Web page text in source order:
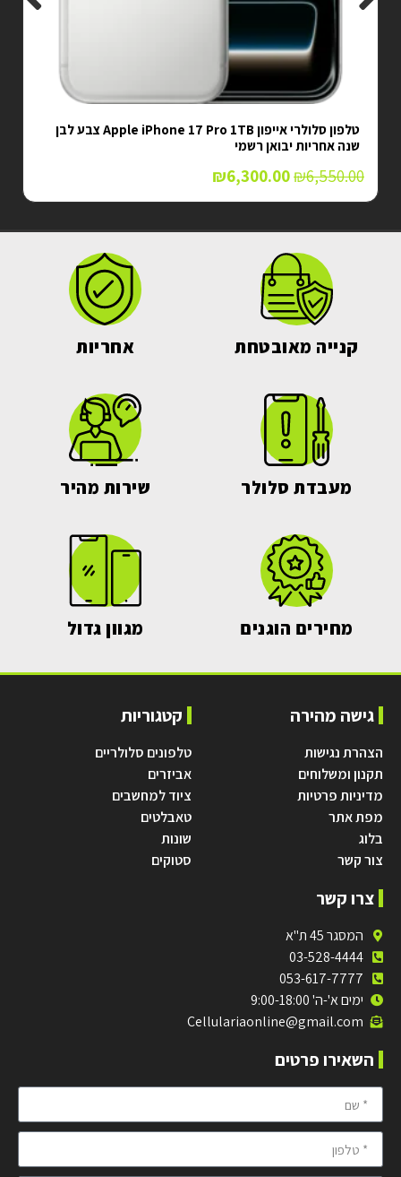
טלפון סלולרי אייפון Apple iPhone 17 Pro 1TB צבע לבן טלפון סלולרי Xiaomi Poco X7 שיאומי שנתיים אחריות יצרן
קנייה מאובטחת אחריות
מעבדת סלולר שירות מהיר
מחירים הוגנים מגוון גדול
גישה מהירה
הצהרת נגישות
תקנון ומשלוחים
מדיניות פרטיות
מפת אתר
בלוג
צור קשר
קטגוריות
טלפונים סלולריים
אביזרים
ציוד למחשבים
טאבלטים
שונות
סטוקים
צרו קשר
המסגר 45 ת"א
03-528-4444
053-617-7777
ימים א'-ה' 9:00-18:00
Cellulariaonline@gmail.com
השאירו פרטים